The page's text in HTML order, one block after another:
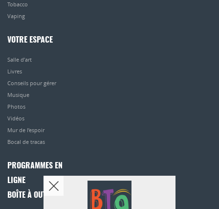
Tobacco
Vaping
VOTRE ESPACE
Salle d’art
Livres
Conseils pour gérer
Musique
Photos
Vidéos
Mur de l’espoir
Bocal de tracas
PROGRAMMES EN
LIGNE
BOÎTE À OUTILS